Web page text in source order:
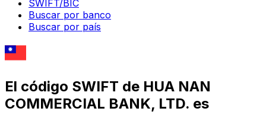
SWIFT/BIC
Buscar por banco
Buscar por país
El código SWIFT de HUA NAN
COMMERCIAL BANK, LTD. es